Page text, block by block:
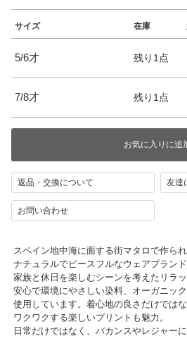
サイズ 在庫
5/6才 残り1点
7/8才 残り1点
返品・交換について 友達
お問い合わせ
スペイン地中海に面する街マタロで作ら
ナチュラルでピースフルなウェアブランド
家族と休日を楽しむシーンを考えたリラッ
安心で環境にやさしい染料、オーガニッ
使用しています。着心地の良さだけではな
ワクワクする楽しいプリントも魅力。
日常だけではなく、バカンスやレジャーに